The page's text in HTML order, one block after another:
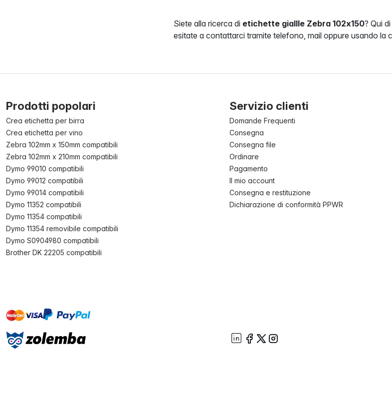
Siete alla ricerca di etichette giallle Zebra 102x150? Qui
esitate a contattarci tramite telefono, mail oppure usando la
Prodotti popolari
Crea etichetta per birra
Crea etichetta per vino
Zebra 102mm x 150mm compatibili
Zebra 102mm x 210mm compatibili
Dymo 99010 compatibili
Dymo 99012 compatibili
Dymo 99014 compatibili
Dymo 11352 compatibili
Dymo 11354 compatibili
Dymo 11354 removibile compatibili
Dymo S0904980 compatibili
Brother DK 22205 compatibili
Servizio clienti
Domande Frequenti
Consegna
Consegna file
Ordinare
Pagamento
Il mio account
Consegna e restituzione
Dichiarazione di conformità PPWR
mastervisa paypal